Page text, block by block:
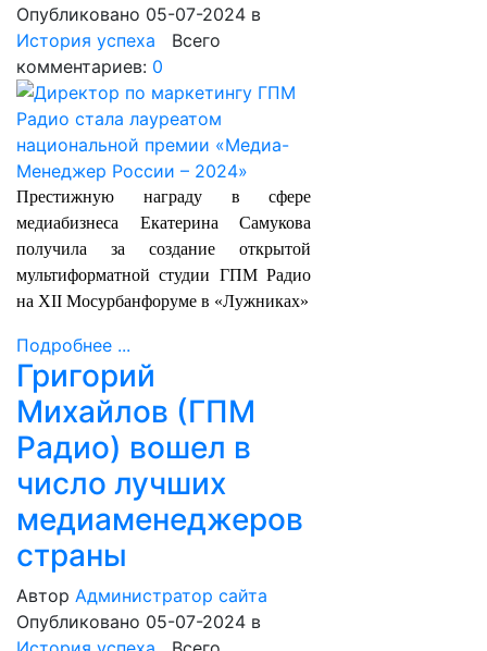
Опубликовано 05-07-2024 в
История успеха Всего
комментариев: 0
Престижную награду в сфере
медиабизнеса Екатерина Самукова
получила за создание открытой
мультиформатной студии ГПМ Радио
на XII Мосурбанфоруме в «Лужниках»
Подробнее ...
Григорий
Михайлов (ГПМ
Радио) вошел в
число лучших
медиаменеджеров
страны
Автор Администратор сайта
Опубликовано 05-07-2024 в